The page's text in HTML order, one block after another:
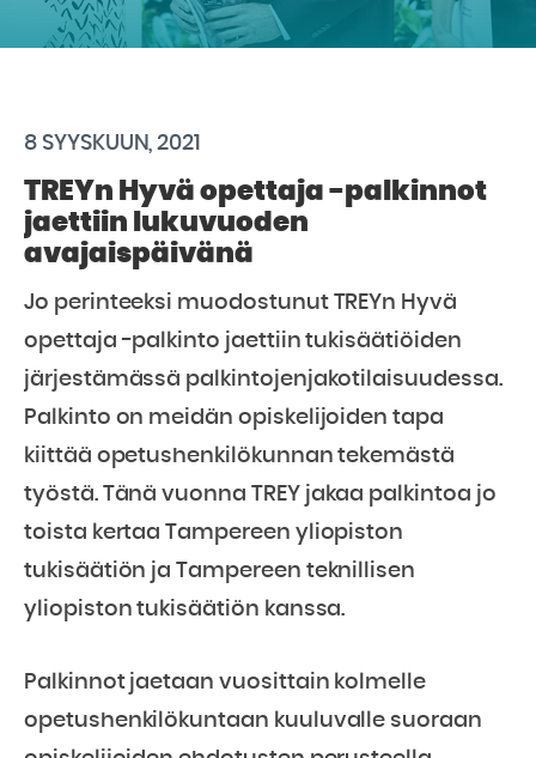
8 SYYSKUUN, 2021
TREYn Hyvä opettaja -palkinnot
jaettiin lukuvuoden
avajaispäivänä
Jo perinteeksi muodostunut TREYn Hyvä
opettaja -palkinto jaettiin tukisäätiöiden
järjestämässä palkintojenjakotilaisuudessa.
Palkinto on meidän opiskelijoiden tapa
kiittää opetushenkilökunnan tekemästä
työstä. Tänä vuonna TREY jakaa palkintoa jo
toista kertaa Tampereen yliopiston
tukisäätiön ja Tampereen teknillisen
yliopiston tukisäätiön kanssa.
Palkinnot jaetaan vuosittain kolmelle
opetushenkilökuntaan kuuluvalle suoraan